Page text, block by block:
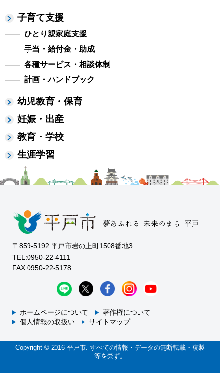
子育て支援
ひとり親家庭支援
手当・給付金・助成
各種サービス・相談体制
計画・ハンドブック
幼児教育・保育
妊娠・出産
教育・学校
生涯学習
〒859-5192 平戸市岩の上町1508番地3
TEL:0950-22-4111
FAX:0950-22-5178
ホームページについて
著作権について
個人情報の取扱い
サイトマップ
Copyright © 2016 平戸市. すべての情報・データの無断転載・複製
等を禁ず。